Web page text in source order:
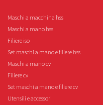
Maschi a macchina hss
Maschi a mano hss
Filiere iso
Set maschi a mano e filiere hss
Maschi a mano cv
Filiere cv
Set maschi a mano e filiere cv
Utensili e accessori